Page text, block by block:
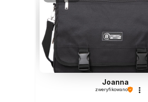
Joanna
zweryfikowano